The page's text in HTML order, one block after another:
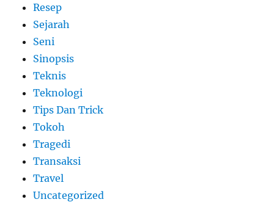
Resep
Sejarah
Seni
Sinopsis
Teknis
Teknologi
Tips Dan Trick
Tokoh
Tragedi
Transaksi
Travel
Uncategorized